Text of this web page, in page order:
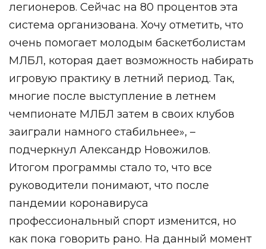
легионеров. Сейчас на 80 процентов эта
система организована. Хочу отметить, что
очень помогает молодым баскетболистам
МЛБЛ, которая дает возможность набирать
игровую практику в летний период. Так,
многие после выступление в летнем
чемпионате МЛБЛ затем в своих клубов
заиграли намного стабильнее», –
подчеркнул Александр Новожилов.
Итогом программы стало то, что все
руководители понимают, что после
пандемии коронавируса
профессиональный спорт изменится, но
как пока говорить рано. На данный момент